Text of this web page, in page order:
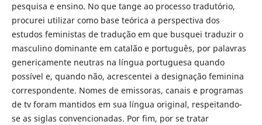
pesquisa e ensino. No que tange ao processo tradutório,
procurei utilizar como base teórica a perspectiva dos
estudos feministas de tradução em que busquei traduzir o
masculino dominante em catalão e português, por palavras
genericamente neutras na língua portuguesa quando
possível e, quando não, acrescentei a designação feminina
correspondente. Nomes de emissoras, canais e programas
de tv foram mantidos em sua língua original, respeitando-
se as siglas convencionadas. Por fim, por se tratar